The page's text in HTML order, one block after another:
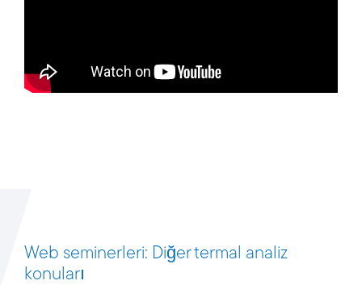
Web seminerleri: Diğer termal analiz
konuları